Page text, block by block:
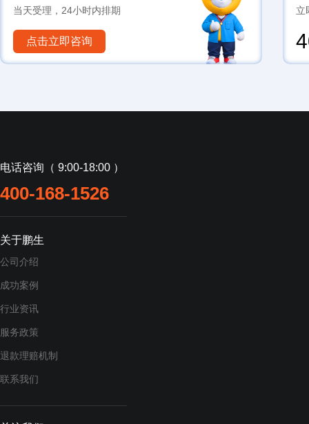
当天受理，24小时内排期
点击立即咨询
立
电话咨询（ 9:00-18:00 ）
400-168-1526
关于鹏生
公司介绍
成功案例
行业资讯
服务政策
退款理赔机制
联系我们